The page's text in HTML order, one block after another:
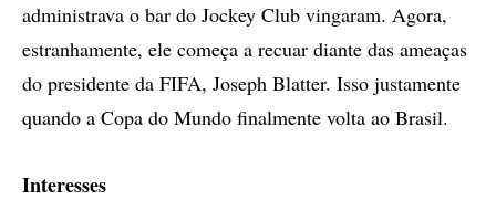
administrava o bar do Jockey Club vingaram. Agora,
estranhamente, ele começa a recuar diante das ameaças
do presidente da FIFA, Joseph Blatter. Isso justamente
quando a Copa do Mundo finalmente volta ao Brasil.
Interesses